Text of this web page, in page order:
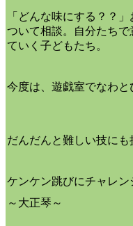
「どんな味にする？？
ついて相談。自分たち
ていく子どもたち。
今度は、遊戯室でなわと
だんだんと難しい技にも
ケンケン跳びにチャレ
～大正琴～